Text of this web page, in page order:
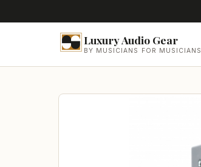
Luxury Audio Gear
BY MUSICIANS FOR MUSICIANS